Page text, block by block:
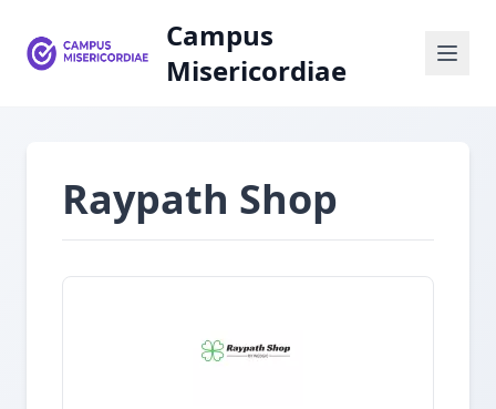
Campus
Misericordiae
Raypath Shop